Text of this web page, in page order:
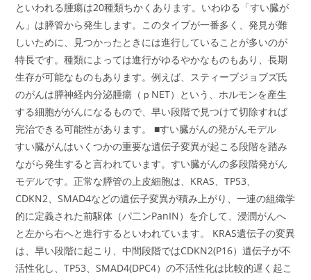
といわれる腫瘍は20種類ちかくあります。いわゆる「すい臓が
ん」は膵管から発生します。このタイプが一番多く、発見が難
しいために、見つかったときには進行していることが多いのが
特長です。種類によっては進行がゆるやかなものもあり、長期
生存が可能なものもあります。例えば、スティーブジョブズ氏
のがんは膵神経内分泌腫瘍（ｐNET）という、ホルモンを産生
する細胞ががんになるもので、早い段階で見つけて切除すれば
完治できる可能性があります。 ■すい臓がんの発がんモデル
すい臓がんはいくつかの重要な遺伝子変異が起こる段階を踏み
ながら発生すると言われています。すい臓がんの多段階発がん
モデルです。正常な膵管の上皮細胞は、KRAS、TP53、
CDKN2、SMAD4などの遺伝子変異が積み上がり、一連の組織学
的に定義された前駆体（パ二ンPanIN）を介して、浸潤がんへ
と左から右へと進行するといわれています。 KRAS遺伝子の変異
は、早い段階に起こり、中間段階ではCDKN2(P16）遺伝子が不
活性化し、TP53、SMAD4(DPC4）の不活性化は比較的遅く起こ